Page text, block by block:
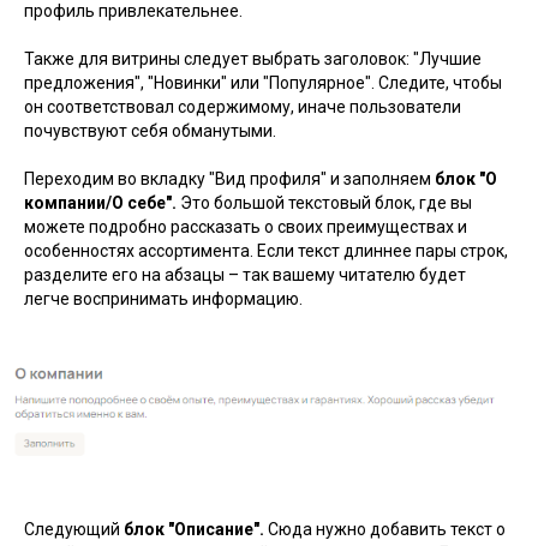
профиль привлекательнее.
Также для витрины следует выбрать заголовок: "Лучшие
предложения", "Новинки" или "Популярное". Следите, чтобы
он соответствовал содержимому, иначе пользователи
почувствуют себя обманутыми.
Переходим во вкладку "Вид профиля" и заполняем блок "О
компании/О себе". Это большой текстовый блок, где вы
можете подробно рассказать о своих преимуществах и
особенностях ассортимента. Если текст длиннее пары строк,
разделите его на абзацы – так вашему читателю будет
легче воспринимать информацию.
Следующий блок "Описание". Сюда нужно добавить текст о